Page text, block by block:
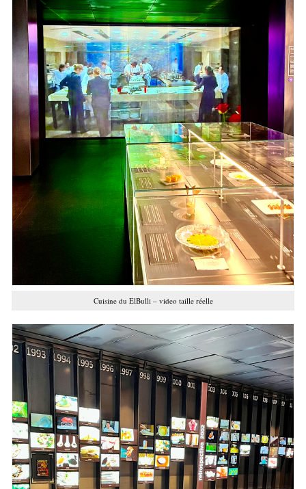
Cuisine du ElBulli – video taille réelle